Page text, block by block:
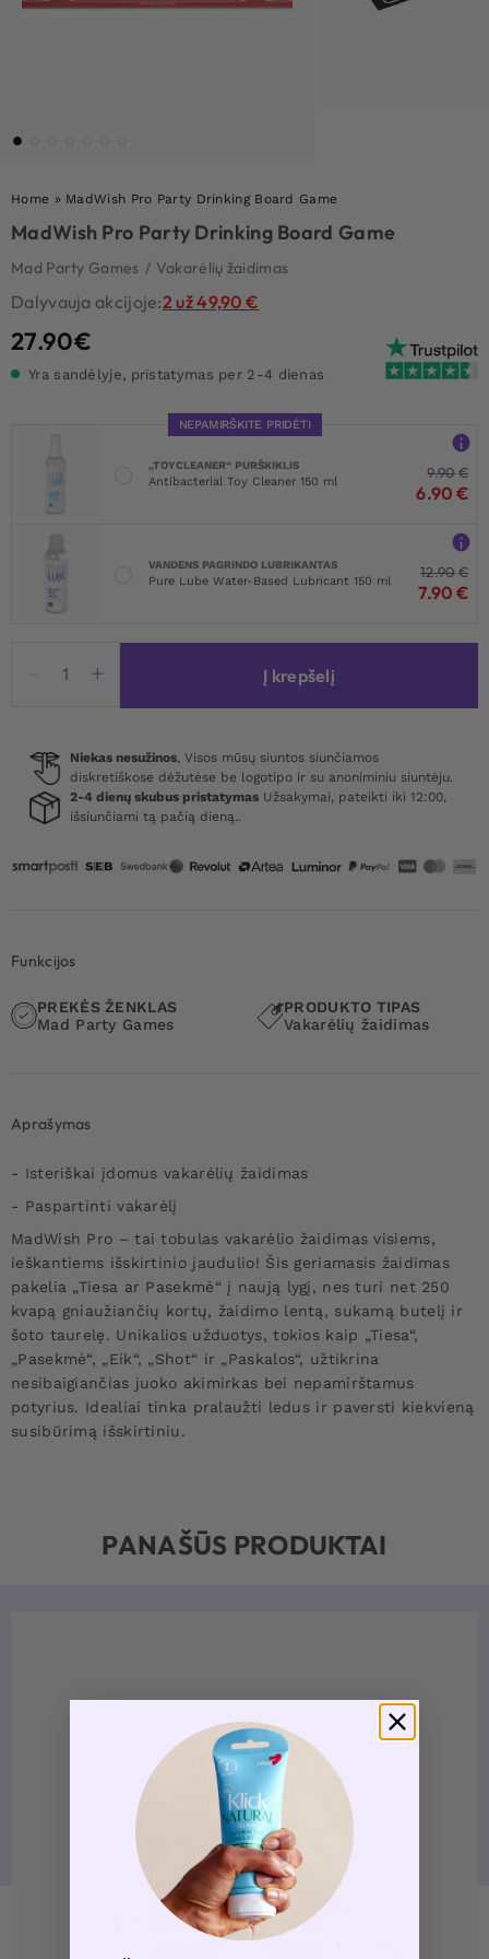
Home » MadWish Pro Party Drinking Board Game
MadWish Pro Party Drinking Board Game
Mad Party Games / Vakarėlių žaidimas
Dalyvauja akcijoje:2 už 49,90 €
27.90€
Yra sandėlyje, pristatymas per 2-4 dienas
NEPAMIRŠKITE PRIDĖTI
„TOYCLEANER“ PURŠKIKLIS
Antibacterial Toy Cleaner 150 ml
9.90€
6.90 €
VANDENS PAGRINDO LUBRIKANTAS
Pure Lube Water-Based Lubricant 150 ml
12.90€
7.90 €
kiekis:
MadWish
Party
Drinking
Board
Į krepšelį
Niekas nesužinos, Visos mūsų siuntos siunčiamos
diskretiškose dėžutėse be logotipo ir su anoniminiu siuntėju.
2-4 dienų skubus pristatymas Užsakymai, pateikti iki 12:00,
išsiunčiami tą pačią dieną..
Funkcijos
PREKĖS ŽENKLAS
Mad Party Games
PRODUKTO TIPAS
Vakarėlių žaidimas
Aprašymas
- Isteriškai įdomus vakarėlių žaidimas
- Paspartinti vakarėlį
MadWish Pro – tai tobulas vakarėlio žaidimas visiems,
ieškantiems išskirtinio jaudulio! Šis geriamasis žaidimas
pakelia „Tiesa ar Pasekmė“ į naują lygį, nes turi net 250
kvapą gniaužiančių kortų, žaidimo lentą, sukamą butelį ir
šoto taurelę. Unikalios užduotys, tokios kaip „Tiesa“,
„Pasekmė“, „Eik“, „Shot“ ir „Paskalos“, užtikrina
nesibaigiančias juoko akimirkas bei nepamirštamus
potyrius. Idealiai tinka pralaužti ledus ir paversti kiekvieną
susibūrimą išskirtiniu.
PANAŠŪS PRODUKTAI